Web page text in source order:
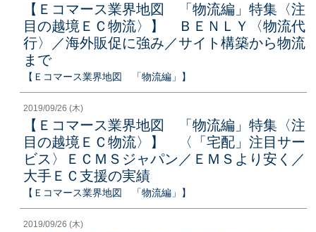
【Ｅコマース業界地図 「物流編」特集〈注
目の越境ＥＣ物流〉】 ＢＥＮＬＹ〈物流代
行〉／海外販促に強み／サイト構築から物流
まで
【Ｅコマース業界地図 「物流編」】
2019/09/26 (木)
【Ｅコマース業界地図 「物流編」特集〈注
目の越境ＥＣ物流〉】 〈「宅配」注目サー
ビス〉ＥＣＭＳジャパン／ＥＭＳより安く／
大手ＥＣ支援の実績
【Ｅコマース業界地図 「物流編」】
2019/09/26 (木)